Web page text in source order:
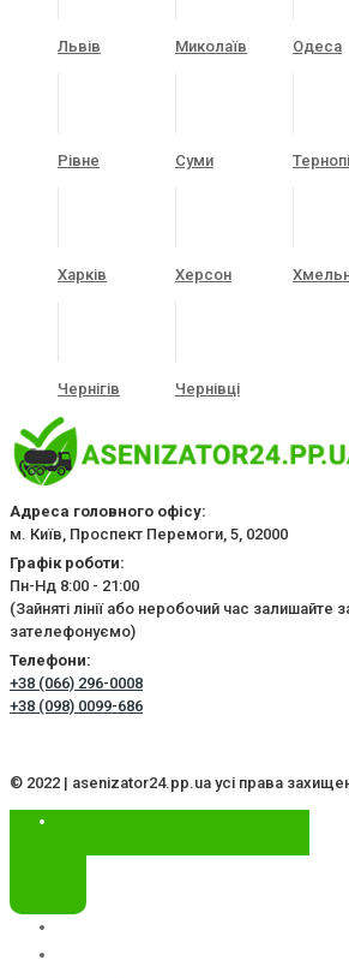
Львів Миколаїв Одеса
Рівне Суми
Харків Херсон
Чернігів Чернівці
Адреса головного офісу:
м. Київ, Проспект Перемоги, 5, 02000
Графік роботи:
Пн-Нд 8:00 - 21:00
(Зайняті лінії або неробочий час залишайте
зателефонуємо)
Телефони:
+38 (066) 296-0008
+38 (098) 0099-686
© 2022 | asenizator24.pp.ua усі права